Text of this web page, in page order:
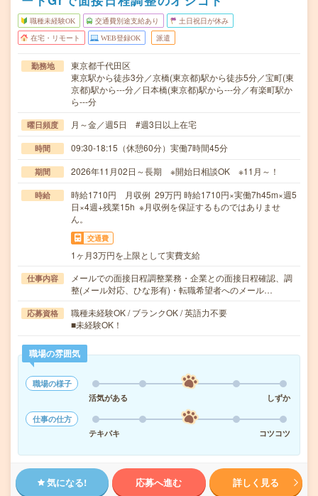
職種未経験OK 交通費別途支給あり 土日祝日が休み
在宅・リモート WEB登録OK 派遣
勤務地
東京都千代田区
東京駅から徒歩3分／京橋(東京都)駅から徒歩5分／宝町(東
京都)駅から---分／日本橋(東京都)駅から---分／有楽町駅か
ら---分
曜日頻度 月～金／週5日 #週3日以上在宅
時間 09:30-18:15（休憩60分）実働7時間45分
期間 2026年11月02日～長期 ※開始日相談OK ※11月～！
時給
時給1710円 月収例 29万円 時給1710円×実働7h45m×週5
日×4週+残業15h ※月収例を保証するものではありませ
ん。
交通費
1ヶ月3万円を上限として実費支給
仕事内容
メールでの面接日程調整業務・企業との面接日程確認、調
整(メール対応、ひな形有)・転職希望者へのメール…
応募資格
職種未経験OK / ブランクOK / 英語力不要
■未経験OK！
職場の雰囲気
職場の様子
活気がある
しずか
仕事の仕方
テキパキ
コツコツ
気になる! 応募へ進む 詳しく見る